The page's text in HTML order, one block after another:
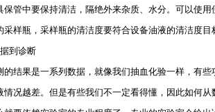
中要保持清洁，隔绝外来杂质、水分。可以使用
采样瓶，采样瓶的清洁度要符合设备油液的清洁度
到诊断
果是一系列数据，就像我们抽血化验一样，有些
情况越差。但是有些我们不一定看得懂，因此如何